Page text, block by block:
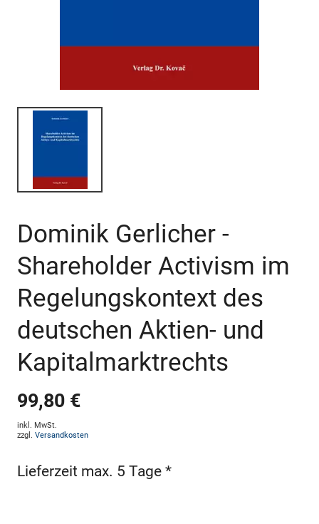
Dominik Gerlicher -
Shareholder Activism im
Regelungskontext des
deutschen Aktien- und
Kapitalmarktrechts
99,80 €
inkl. MwSt.
zzgl. Versandkosten
Lieferzeit max. 5 Tage *